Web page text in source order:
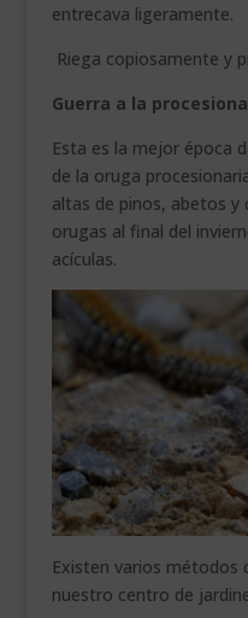
entrecava ligeramente.
Riega copiosamente y
Guerra a la
Esta es la mejor época
de la oruga
altas de pinos, abetos y
orugas al final del
acículas.
Existen varios métodos
nuestro centro de